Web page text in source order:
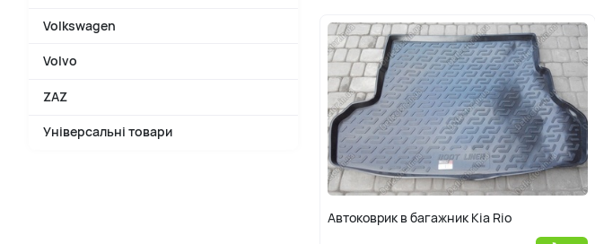
Volkswagen
Volvo
ZAZ
Універсальні товари
Автоковрик в багажник Kia Rio